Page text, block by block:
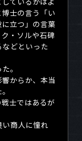
士の言う「い
立つ」の言葉
・ソルや石碑
どといった
。
からか、本当
士ではあるが
商人に憧れ